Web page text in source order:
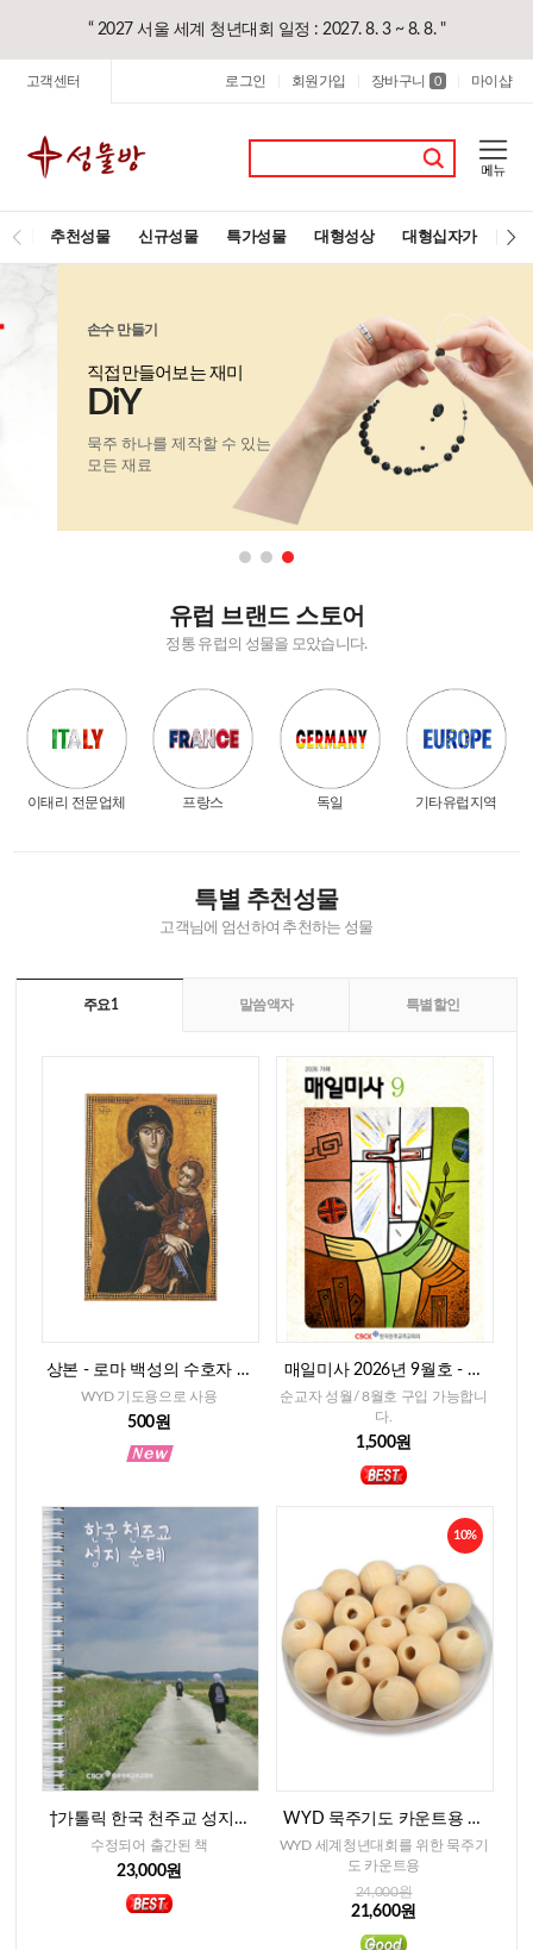
“ 2027 서울 세계 청년대회 일정 : 2027. 8. 3 ~ 8. 8. "
고객센터 로그인 회원가입 장바구니 0 마이샵
추천성물 신규성물 특가성물 대형성상 대형십자가 레
손수 만들기
직접만들어보는 재미
묵주 하나를 제작할 수 있는
모든 재료
유럽 브랜드 스토어
정통 유럽의 성물을 모았습니다.
이태리 전문업체 프랑스 독일 기타유럽지역
특별 추천성물
고객님에 엄선하여 추천하는 성물
주요1 말씀액자 특별할인
상본 - 로마 백성의 수호자 성
모님, 2매
WYD 기도용으로 사용
500원
매일미사 2026년 9월호 - 일
반판
순교자 성월/ 8월호 구입 가능합니
다.
1,500원
†가톨릭 한국 천주교 성지순
례(개정중보판)
수정되어 출간된 책
23,000원
10%
WYD 묵주기도 카운트용 베
이지색 나무알-15mm(300개)
WYD 세계청년대회를 위한 묵주기
도 카운트용
24,000원
21,600원